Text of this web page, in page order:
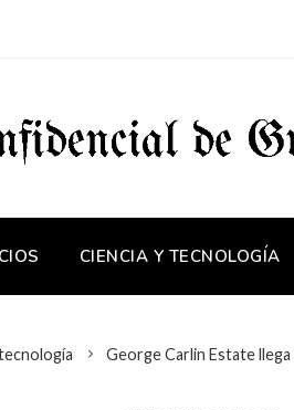
CIENCIA Y TECNOLOGÍA
George Carlin Estate